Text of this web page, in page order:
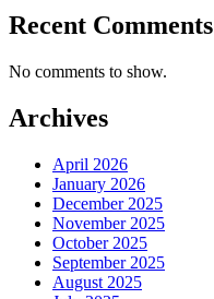
Recent Comments
No comments to show.
Archives
April 2026
January 2026
December 2025
November 2025
October 2025
September 2025
August 2025